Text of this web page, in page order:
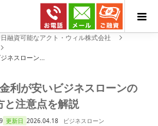
融資可能なアクト・ウィル株式会社
ネスローン...
利が安いビジネスローンの
と注意点を解説
更新日 2026.04.18 ビジネスローン